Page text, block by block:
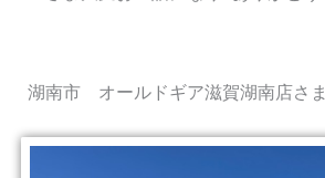
湖南市 オールドギア滋賀湖南店さま